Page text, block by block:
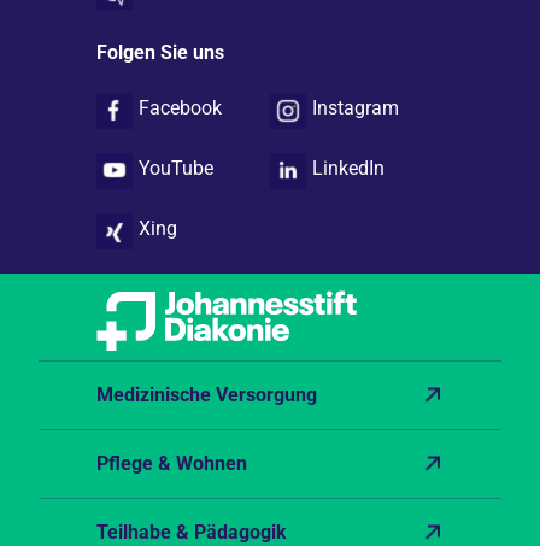
Folgen Sie uns
Facebook Instagram
YouTube LinkedIn
Xing
Medizinische Versorgung
Pflege & Wohnen
Teilhabe & Pädagogik